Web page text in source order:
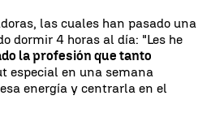
las cuales han pasado una
dormir 4 horas al día: "Les he
la profesión que tanto
especial en una semana
energía y centrarla en el